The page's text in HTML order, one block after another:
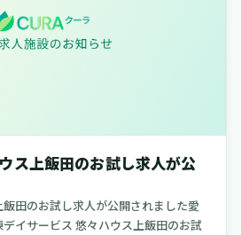
ス上飯田のお試し求人が公
田のお試し求人が公開されました愛
イサービス 悠々ハウス上飯田のお試